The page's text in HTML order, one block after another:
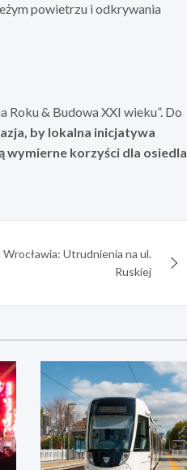
powietrzu i odkrywania
& Budowa XXI wieku”. Do
by lokalna inicjatywa
wymierne korzyści dla osiedla
Utrudnienia na ul.
Ruskiej